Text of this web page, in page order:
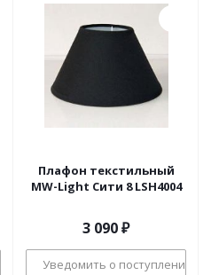
Плафон текстильный
MW-Light Сити 8 LSH4004
3 090₽
Уведомить о поступлении